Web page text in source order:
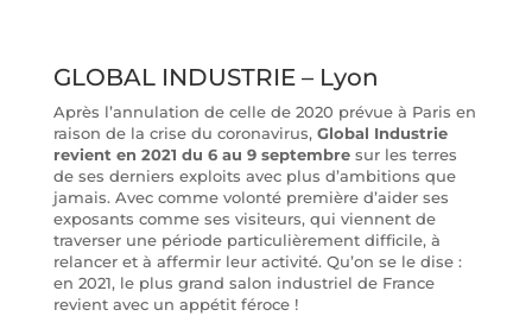
GLOBAL INDUSTRIE – Lyon
Après l’annulation de celle de 2020 prévue à Paris en
raison de la crise du coronavirus, Global Industrie
revient en 2021 du 6 au 9 septembresur les terres
de ses derniers exploits avec plus d’ambitions que
jamais. Avec comme volonté première d’aider ses
exposants comme ses visiteurs, qui viennent de
traverser une période particulièrement difficile, à
relancer et à affermir leur activité. Qu’on se le dise :
en 2021, le plus grand salon industriel de France
revient avec un appétit féroce !